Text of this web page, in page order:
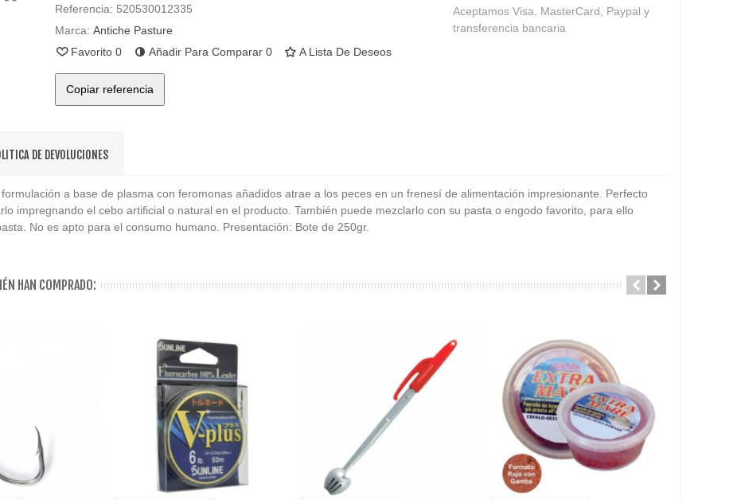
Referencia: 520530012335
Marca: Antiche Pasture
Favorito 0 Añadir Para Comparar 0 A Lista De Deseos
Copiar referencia
Aceptamos Visa, MasterCard, Paypal y
transferencia bancaria
DE DEVOLUCIONES
a base de plasma con feromonas añadidos atrae a los peces en un frenesí de alimentación impresionante. Perfecto
impregnando el cebo artificial o natural en el producto. También puede mezclarlo con su pasta o engodo favorito, para ello
No es apto para el consumo humano. Presentación: Bote de 250gr.
HAN COMPRADO: